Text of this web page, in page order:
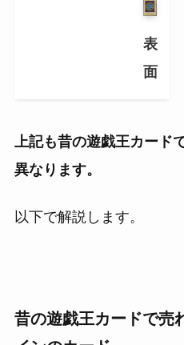
表
面
上記も昔の遊戯王カード
異なります。
以下で解説します。
昔の遊戯王カードで売